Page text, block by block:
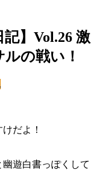
記】Vol.26 激
の戦い！
だよ！
遊白書っぽくして